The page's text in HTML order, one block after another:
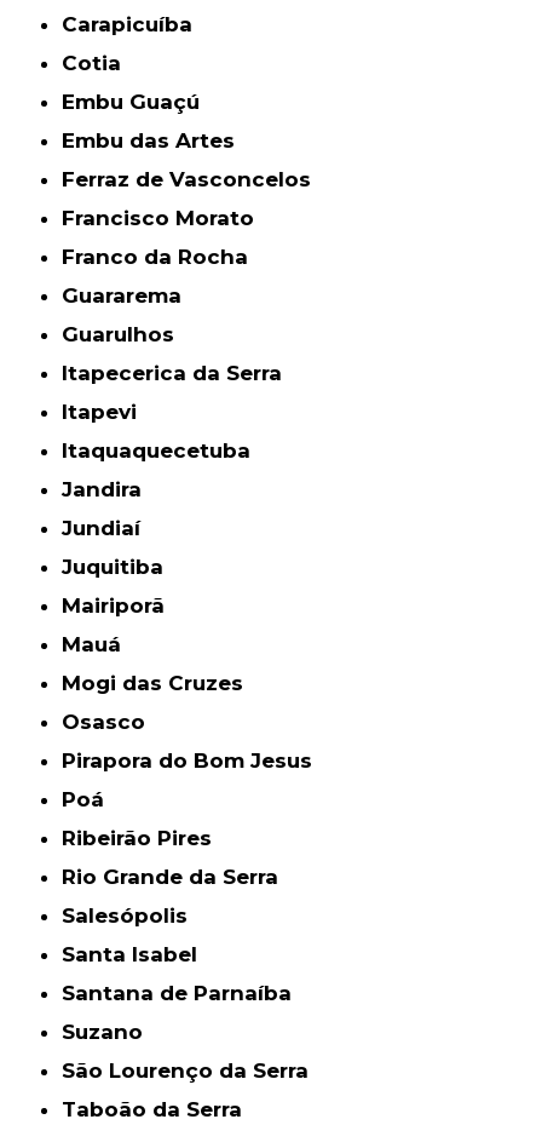
Carapicuíba
Cotia
Embu Guaçú
Embu das Artes
Ferraz de Vasconcelos
Francisco Morato
Franco da Rocha
Guararema
Guarulhos
Itapecerica da Serra
Itapevi
Itaquaquecetuba
Jandira
Jundiaí
Juquitiba
Mairiporã
Mauá
Mogi das Cruzes
Osasco
Pirapora do Bom Jesus
Poá
Ribeirão Pires
Rio Grande da Serra
Salesópolis
Santa Isabel
Santana de Parnaíba
Suzano
São Lourenço da Serra
Taboão da Serra